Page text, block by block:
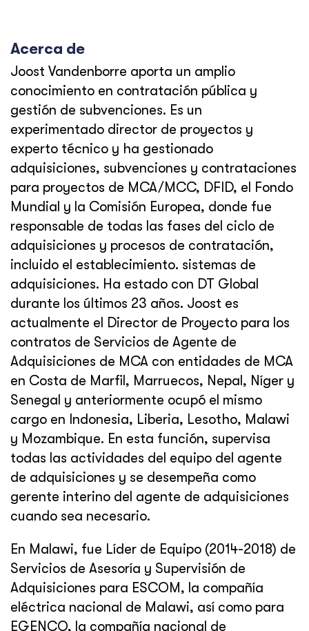
Acerca de
Joost Vandenborre aporta un amplio
conocimiento en contratación pública y
gestión de subvenciones. Es un
experimentado director de proyectos y
experto técnico y ha gestionado
adquisiciones, subvenciones y contrataciones
para proyectos de MCA/MCC, DFID, el Fondo
Mundial y la Comisión Europea, donde fue
responsable de todas las fases del ciclo de
adquisiciones y procesos de contratación,
incluido el establecimiento. sistemas de
adquisiciones. Ha estado con DT Global
durante los últimos 23 años. Joost es
actualmente el Director de Proyecto para los
contratos de Servicios de Agente de
Adquisiciones de MCA con entidades de MCA
en Costa de Marfil, Marruecos, Nepal, Níger y
Senegal y anteriormente ocupó el mismo
cargo en Indonesia, Liberia, Lesotho, Malawi
y Mozambique. En esta función, supervisa
todas las actividades del equipo del agente
de adquisiciones y se desempeña como
gerente interino del agente de adquisiciones
cuando sea necesario.
En Malawi, fue Líder de Equipo (2014-2018) de
Servicios de Asesoría y Supervisión de
Adquisiciones para ESCOM, la compañía
eléctrica nacional de Malawi, así como para
EGENCO, la compañía nacional de